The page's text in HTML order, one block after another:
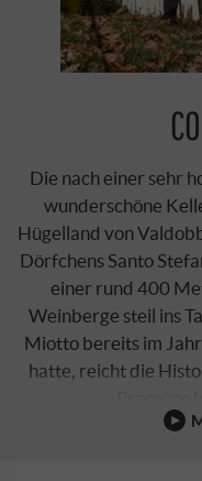
Die nach einer sehr
wunderschöne
Hügelland von
Dörfchens Santo
einer rund 400
Weinberge steil ins
Miotto bereits im
hatte, reicht die